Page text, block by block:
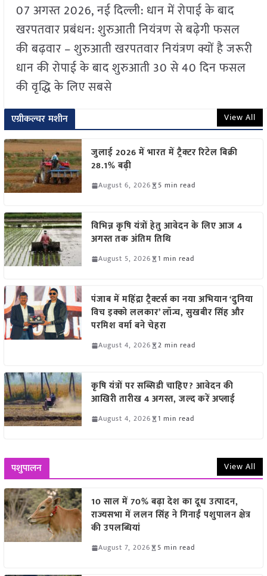
07 अगस्त 2026, नई दिल्ली: धान में रोपाई के बाद
खरपतवार प्रबंधन: शुरुआती नियंत्रण से बढ़ेगी फसल
की बढ़वार – शुरुआती खरपतवार नियंत्रण क्यों है जरूरी
धान की रोपाई के बाद शुरुआती 30 से 40 दिन फसल
की वृद्धि के लिए सबसे
एग्रीकल्चर मशीन View All
जुलाई 2026 में भारत में ट्रैक्टर रिटेल बिक्री
28.1% बढ़ी
August 6, 2026 5 min read
विभिन्न कृषि यंत्रों हेतु आवेदन के लिए आज 4
अगस्त तक अंतिम तिथि
August 5, 2026 1 min read
पंजाब में महिंद्रा ट्रैक्टर्स का नया अभियान ‘दुनिया
विच इक्को ललकार’ लॉन्च, सुखबीर सिंह और
परमिश वर्मा बने चेहरा
August 4, 2026 2 min read
कृषि यंत्रों पर सब्सिडी चाहिए? आवेदन की
आखिरी तारीख 4 अगस्त, जल्द करें अप्लाई
August 4, 2026 1 min read
पशुपालन View All
10 साल में 70% बढ़ा देश का दूध उत्पादन,
राज्यसभा में ललन सिंह ने गिनाईं पशुपालन क्षेत्र
की उपलब्धियां
August 7, 2026 5 min read